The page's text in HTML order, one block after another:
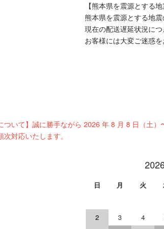
【熊本県を震源とする
熊本県を震源とする地
現在の配送遅延状況に
お客様には大変ご迷惑
ついて】誠に勝手ながら 2026 年 8 月 8 日（土
対応いたします。
日 月 火
2
3 4